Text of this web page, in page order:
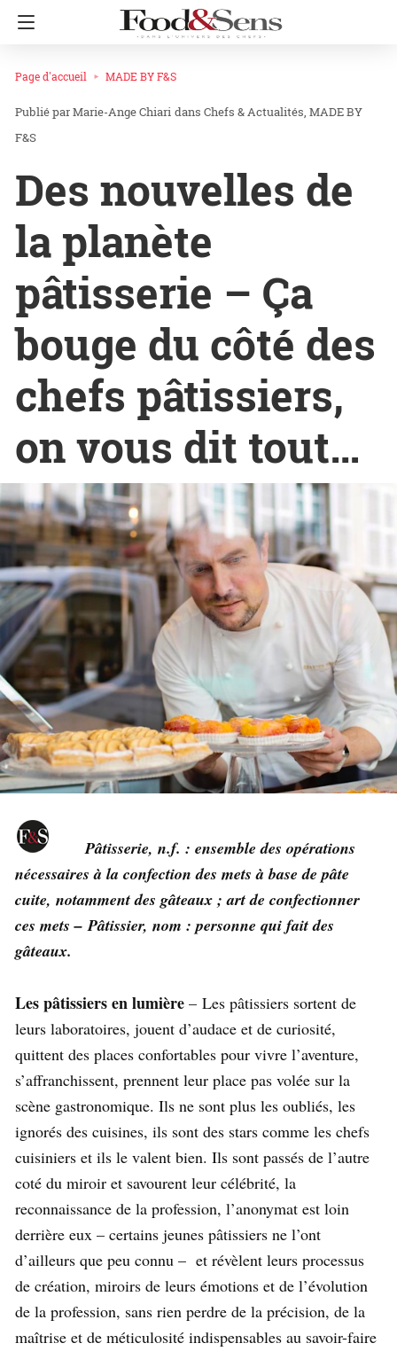
Page d'accueil MADE BY F&S
Marie-Ange Chiari dans Chefs & Actualités MADE BY
F&S
Des nouvelles de
la planète
pâtisserie – Ça
bouge du côté des
chefs pâtissiers,
on vous dit tout…
Pâtisserie, n.f. : ensemble des opérations
nécessaires à la confection des mets à base de pâte
cuite, notamment des gâteaux ; art de confectionner
ces mets –Pâtissier, nom : personne qui fait des
gâteaux.
Les pâtissiers en lumière – Les pâtissiers sortent de
leurs laboratoires, jouent d’audace et de curiosité,
quittent des places confortables pour vivre l’aventure,
s’affranchissent, prennent leur place pas volée sur la
scène gastronomique. Ils ne sont plus les oubliés, les
ignorés des cuisines, ils sont des stars comme les chefs
cuisiniers et ils le valent bien. Ils sont passés de l’autre
coté du miroir et savourent leur célébrité, la
reconnaissance de la profession, l’anonymat est loin
derrière eux – certains jeunes pâtissiers ne l’ont
d’ailleurs que peu connu – et révèlent leurs processus
de création, miroirs de leurs émotions et de l’évolution
de la profession, sans rien perdre de la précision, de la
maîtrise et de méticulosité indispensables au savoir-faire